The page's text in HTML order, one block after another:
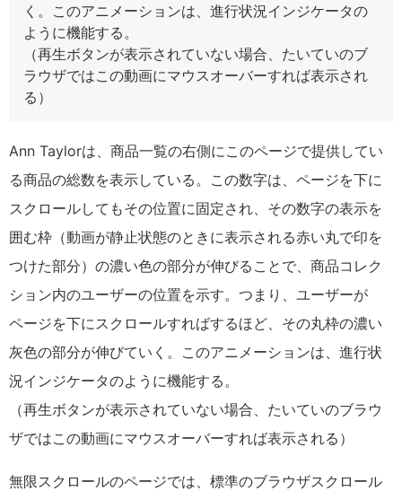
く。このアニメーションは、進行状況インジケータの
ように機能する。
（再生ボタンが表示されていない場合、たいていのブ
ラウザではこの動画にマウスオーバーすれば表示され
る）
Ann Taylorは、商品一覧の右側にこのページで提供してい
る商品の総数を表示している。この数字は、ページを下に
スクロールしてもその位置に固定され、その数字の表示を
囲む枠（動画が静止状態のときに表示される赤い丸で印を
つけた部分）の濃い色の部分が伸びることで、商品コレク
ション内のユーザーの位置を示す。つまり、ユーザーが
ページを下にスクロールすればするほど、その丸枠の濃い
灰色の部分が伸びていく。このアニメーションは、進行状
況インジケータのように機能する。
（再生ボタンが表示されていない場合、たいていのブラウ
ザではこの動画にマウスオーバーすれば表示される）
無限スクロールのページでは、標準のブラウザスクロール